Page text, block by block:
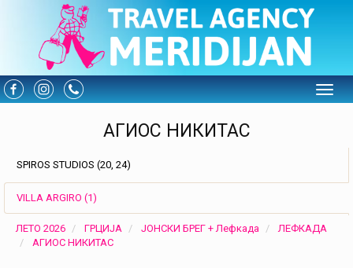
АГИОС НИКИТАС
SPIROS STUDIOS (20, 24)
VILLA ARGIRO (1)
ЛЕТО 2026 ГРЦИЈА ЈОНСКИ БРЕГ + Лефкада
ЛЕФКАДА
АГИОС НИКИТАС